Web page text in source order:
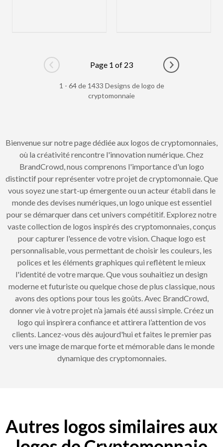
Go to previous page
Page 1 of 23
Go to next
1 - 64 de 1433 Designs de logo de
cryptomonnaie
Bienvenue sur notre page dédiée aux logos de cryptomonnaies,
où la créativité rencontre l'innovation numérique. Chez
BrandCrowd, nous comprenons l'importance d'un logo
distinctif pour représenter votre projet de cryptomonnaie. Que
vous soyez une start-up émergente ou un acteur établi dans le
monde des devises numériques, un logo unique est essentiel
pour se démarquer dans cet univers compétitif. Explorez notre
vaste collection de logos inspirés des cryptomonnaies, conçus
pour capturer l'essence de votre vision. Chaque logo est
personnalisable, vous permettant de choisir les couleurs, les
polices et les éléments graphiques qui reflètent le mieux
l'identité de votre marque. Que vous souhaitiez un design
moderne et futuriste ou quelque chose de plus classique, nous
avons des options pour tous les goûts. Avec BrandCrowd,
donner vie à votre projet n’a jamais été aussi simple. Créez un
logo qui inspirera confiance et attirera l’attention de vos
clients. Lancez-vous dès aujourd'hui et faites le premier pas
vers une image de marque forte et mémorable dans le monde
dynamique des cryptomonnaies.
Autres logos similaires aux